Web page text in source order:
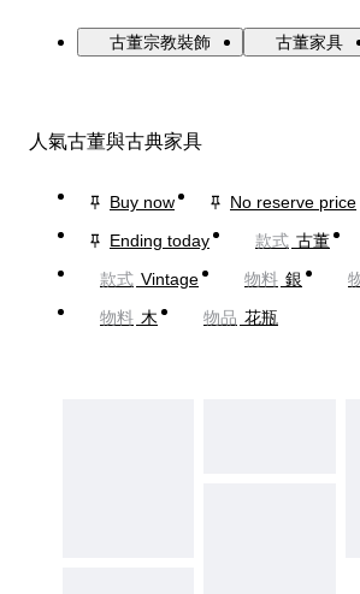
古董宗教裝飾 古董家具
人氣古董與古典家具
Buy now
No reserve price
Ending today
款式 古董
款式 Vintage 物料 銀
物料 木 物品 花瓶